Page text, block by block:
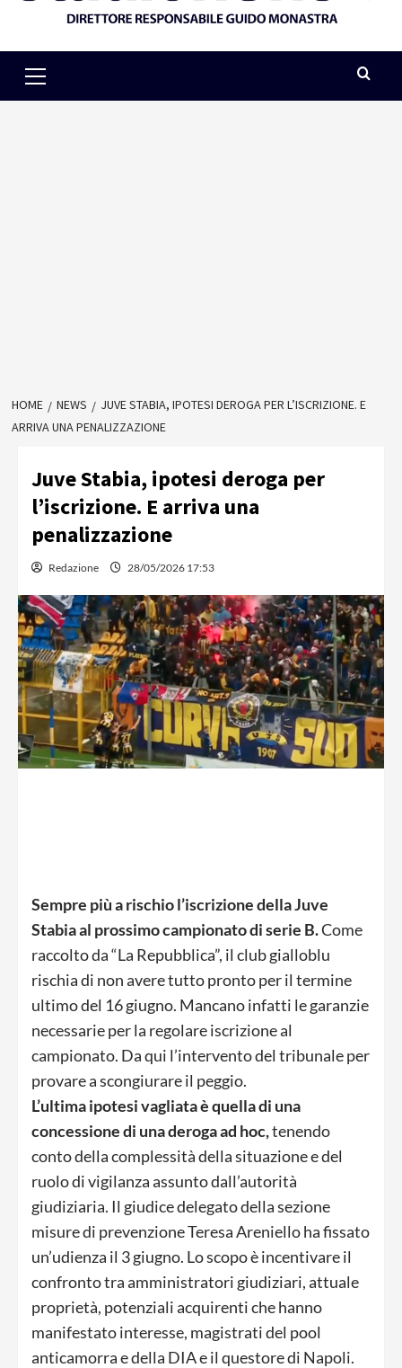
Menu
HOME NEWS
JUVE STABIA, IPOTESI DEROGA PER L’ISCRIZIONE. E
ARRIVA UNA PENALIZZAZIONE
Juve Stabia, ipotesi deroga per
l’iscrizione. E arriva una
penalizzazione
Redazione 28/05/2026 17:53
Sempre più a rischio l’iscrizione della Juve
Stabia al prossimo campionato di serie B.Come
raccolto da “La Repubblica”, il club gialloblu
rischia di non avere tutto pronto per il termine
ultimo del 16 giugno. Mancano infatti le garanzie
necessarie per la regolare iscrizione al
campionato. Da qui l’intervento del tribunale per
provare a scongiurare il peggio.
L’ultima ipotesi vagliata è quella di una
concessione di una deroga ad hoc,tenendo
conto della complessità della situazione e del
ruolo di vigilanza assunto dall’autorità
giudiziaria. Il giudice delegato della sezione
misure di prevenzione Teresa Areniello ha fissato
un’udienza il 3 giugno. Lo scopo è incentivare il
confronto tra amministratori giudiziari, attuale
proprietà, potenziali acquirenti che hanno
manifestato interesse, magistrati del pool
anticamorra e della DIA e il questore di Napoli.